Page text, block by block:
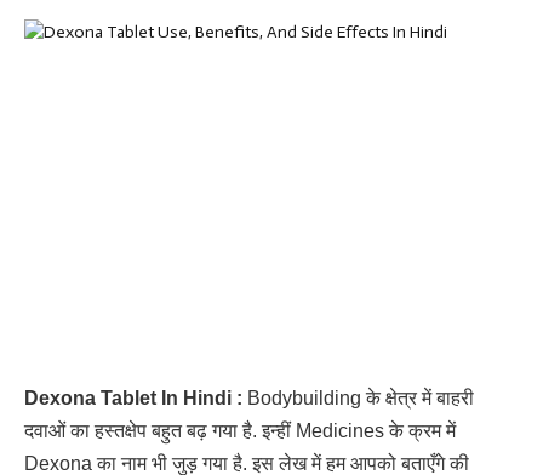
Dexona Tablet In Hindi : Bodybuilding के क्षेत्र में बाहरी
दवाओं का हस्तक्षेप बहुत बढ़ गया है. इन्हीं Medicines के क्रम में
Dexona का नाम भी जुड़ गया है. इस लेख में हम आपको बताएँगे की